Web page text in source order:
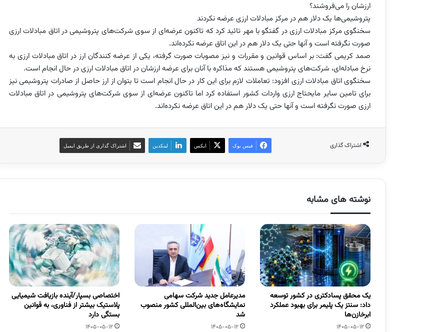
ارزشان را می‌فروشند؟
پتروشیمی‌ها یک دلار هم در مرکز مبادلات ارزی عرضه نکردند
سخنگوی مرکز مبادلات ارزی در گفتگو با مهر تائید کرد که تاکنون عرضه‌ای از سوی شرکت‌های پتروشیمی در اتاق مبادلات ارزی
صورت نگرفته است و آنها حتی یک دلار هم در این اتاق عرضه نکرده‌اند.
صمد کریمی گفت: بر اساس قوانین و مقررات و نیز مصوبات صورت گرفته، یکی از عرضه کنندگان ارز در اتاق مبادلات ارزی به
نرخ مبادله‌ای، شرکت‌های پتروشیمی هستند که مذاکره با آنان برای عرضه ارزشان در اتاق مبادلات ارزی در حال انجام است.
سخنگوی اتاق مبادلات ارزی افزود: تعاملات لازم برای این کار در حال انجام است تا بتوان از ارز حاصل از صادرات پتروشیمی نیز
برای تامین سایر مایحتاج ارزی واردات کشور استفاده کرد اما تاکنون عرضه‌ای از سوی شرکت‌های پتروشیمی در اتاق مبادلات
ارزی صورت نگرفته است و آنها حتی یک دلار هم در این اتاق عرضه نکرده‌اند.
اشتراک گذاری فیس بوک ایکس لینکدین اشتراک گذاری از طریق ایمیل
نوشته های مشابه
یک محقق پسادکتری در کشور توسعه
داد: سنتز یک پلیمر برای بهبود عملکرد
ابرخازن‌ها
1405-05-12
مدیرعامل جدید شرکت سهامی
نمایشگاه‌های بین‌المللی کشور منصوب
شد
1405-05-12
اختصاصی بسپار/آینده بازیافت شیمیایی
پلاستیک بیشتر از فناوری، به قوانین
بستگی دارد
1405-05-12